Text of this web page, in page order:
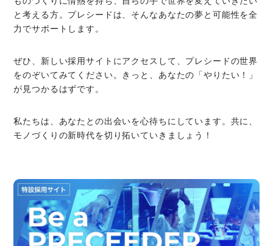
と考える方。プレシードは、そんなあなたの夢と可能性を全
力でサポートします。
ぜひ、新しい採用サイトにアクセスして、プレシードの世界
をのぞいてみてください。きっと、あなたの「やりたい！」
が見つかるはずです。
私たちは、あなたとの出会いを心待ちにしています。共に、
モノづくりの新時代を切り拓いていきましょう！